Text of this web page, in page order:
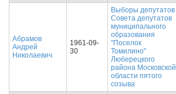
Абрамов
Андрей
Николаевич
1961-09-
30
Выборы депутатов
Совета депутатов
муниципального
образования
"Поселок
Томилино"
Люберецкого
района Московской
области пятого
созыва